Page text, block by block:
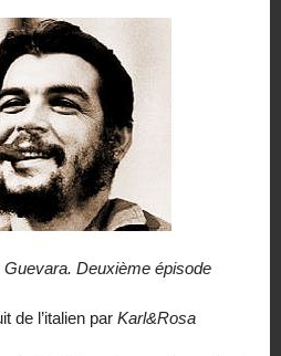
Deuxième épisode
de l’italien par Karl&Rosa